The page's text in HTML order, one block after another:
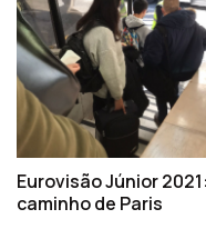
Eurovisão Júnior
caminho de Paris